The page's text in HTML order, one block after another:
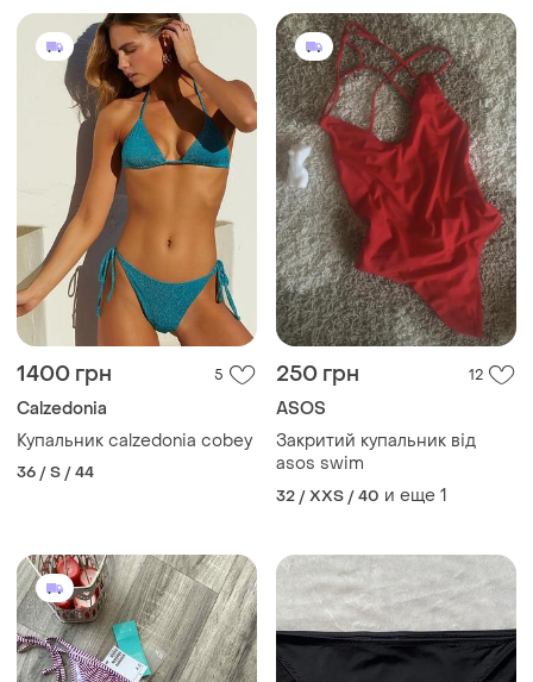
1400 грн 5
Calzedonia
Купальник calzedonia cobey
36 / S / 44
250 грн 12
ASOS
Закритий купальник від
asos swim
32 / XXS / 40 и еще 1